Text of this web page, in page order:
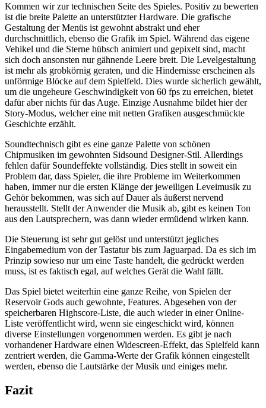
Kommen wir zur technischen Seite des Spieles. Positiv zu bewerten
ist die breite Palette an unterstützter Hardware. Die grafische
Gestaltung der Menüs ist gewohnt abstrakt und eher
durchschnittlich, ebenso die Grafik im Spiel. Während das eigene
Vehikel und die Sterne hübsch animiert und gepixelt sind, macht
sich doch ansonsten nur gähnende Leere breit. Die Levelgestaltung
ist mehr als grobkörnig geraten, und die Hindernisse erscheinen als
unförmige Blöcke auf dem Spielfeld. Dies wurde sicherlich gewählt,
um die ungeheure Geschwindigkeit von 60 fps zu erreichen, bietet
dafür aber nichts für das Auge. Einzige Ausnahme bildet hier der
Story-Modus, welcher eine mit netten Grafiken ausgeschmückte
Geschichte erzählt.
Soundtechnisch gibt es eine ganze Palette von schönen
Chipmusiken im gewohnten Sidsound Designer-Stil. Allerdings
fehlen dafür Soundeffekte vollständig. Dies stellt in soweit ein
Problem dar, dass Spieler, die ihre Probleme im Weiterkommen
haben, immer nur die ersten Klänge der jeweiligen Leveimusik zu
Gehör bekommen, was sich auf Dauer als äußerst nervend
herausstellt. Stellt der Anwender die Musik ab, gibt es keinen Ton
aus den Lautsprechern, was dann wieder ermüdend wirken kann.
Die Steuerung ist sehr gut gelöst und unterstützt jegliches
Eingabemedium von der Tastatur bis zum Jaguarpad. Da es sich im
Prinzip sowieso nur um eine Taste handelt, die gedrückt werden
muss, ist es faktisch egal, auf welches Gerät die Wahl fällt.
Das Spiel bietet weiterhin eine ganze Reihe, von Spielen der
Reservoir Gods auch gewohnte, Features. Abgesehen von der
speicherbaren Highscore-Liste, die auch wieder in einer Online-
Liste veröffentlicht wird, wenn sie eingeschickt wird, können
diverse Einstellungen vorgenommen werden. Es gibt je nach
vorhandener Hardware einen Widescreen-Effekt, das Spielfeld kann
zentriert werden, die Gamma-Werte der Grafik können eingestellt
werden, ebenso die Lautstärke der Musik und einiges mehr.
Fazit